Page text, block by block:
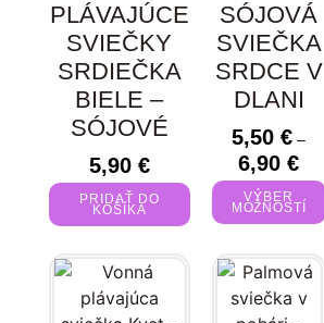
PLÁVAJÚCE
SVIEČKY
SRDIEČKA
BIELE –
SÓJOVÉ
5,90 €
PRIDAŤ DO
KOŠÍKA
SÓJOVÁ
SVIEČKA
SRDCE V
DLANI
5,50€ –
6,90€
VÝBER
MOŽNOSTÍ